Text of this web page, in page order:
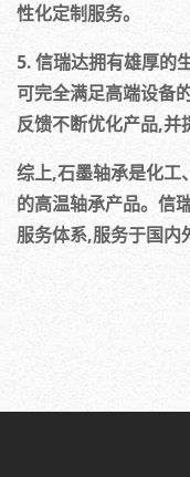
性化定制服务。
5. 信瑞达拥有雄厚的
可完全满足高端设备
反馈不断优化产品,并
综上,石墨轴承是化工
的高温轴承产品。信
服务体系,服务于国内